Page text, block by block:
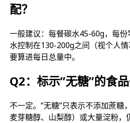
配？
一般建议：每餐碳水45-60g，每
水控制在130-200g之间（视个人
要算进每日总量中。
Q2：标示”无糖”的食
不一定。”无糖”只表示不添加蔗糖
麦芽糖醇、山梨醇）或大量淀粉，